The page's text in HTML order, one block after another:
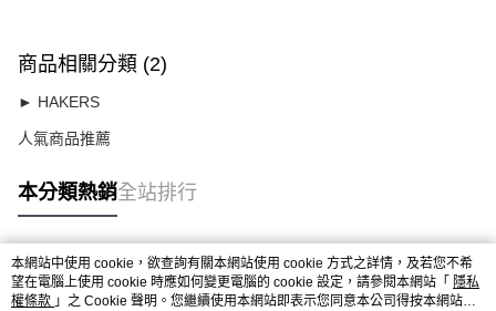
商品相關分類 (2)
► HAKERS
人氣商品推薦
本分類熱銷全站排行
熱門標籤
本網站中使用 cookie，欲查詢有關本網站使用 cookie 方式之詳情，及若您不希
望在電腦上使用 cookie 時應如何變更電腦的 cookie 設定，請參閱本網站「 隱私
權條款 」之 Cookie 聲明。您繼續使用本網站即表示您同意本公司得按本網站使